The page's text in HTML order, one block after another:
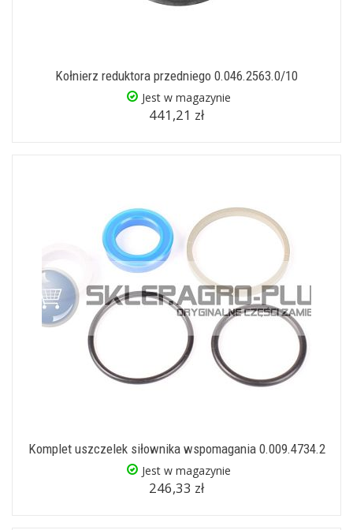
Kołnierz reduktora przedniego 0.046.2563.0/10
Jest w magazynie
441,21 zł
Komplet uszczelek siłownika wspomagania 0.009.4734.2
Jest w magazynie
246,33 zł